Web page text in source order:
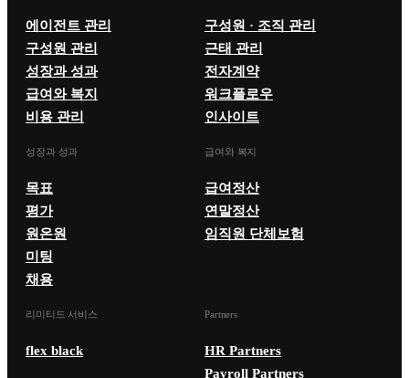
에이전트 관리
구성원 관리
성장과 성과
급여와 복지
비용 관리
구성원 · 조직 관리
근태 관리
전자계약
워크플로우
인사이트
성장과 성과
목표
평가
원온원
미팅
채용
급여와 복지
급여정산
연말정산
임직원 단체보험
리미티드 서비스
flex black
Partners
HR Partners
Payroll Partners